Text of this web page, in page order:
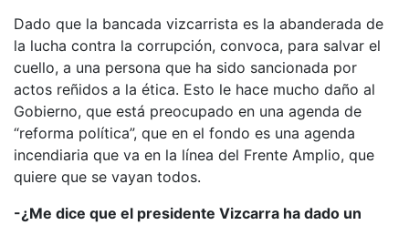
Dado que la bancada vizcarrista es la abanderada de
la lucha contra la corrupción, convoca, para salvar el
cuello, a una persona que ha sido sancionada por
actos reñidos a la ética. Esto le hace mucho daño al
Gobierno, que está preocupado en una agenda de
“reforma política”, que en el fondo es una agenda
incendiaria que va en la línea del Frente Amplio, que
quiere que se vayan todos.
-¿Me dice que el presidente Vizcarra ha dado un